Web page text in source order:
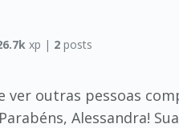
xp | 2 posts
outras pessoas
Alessandra!